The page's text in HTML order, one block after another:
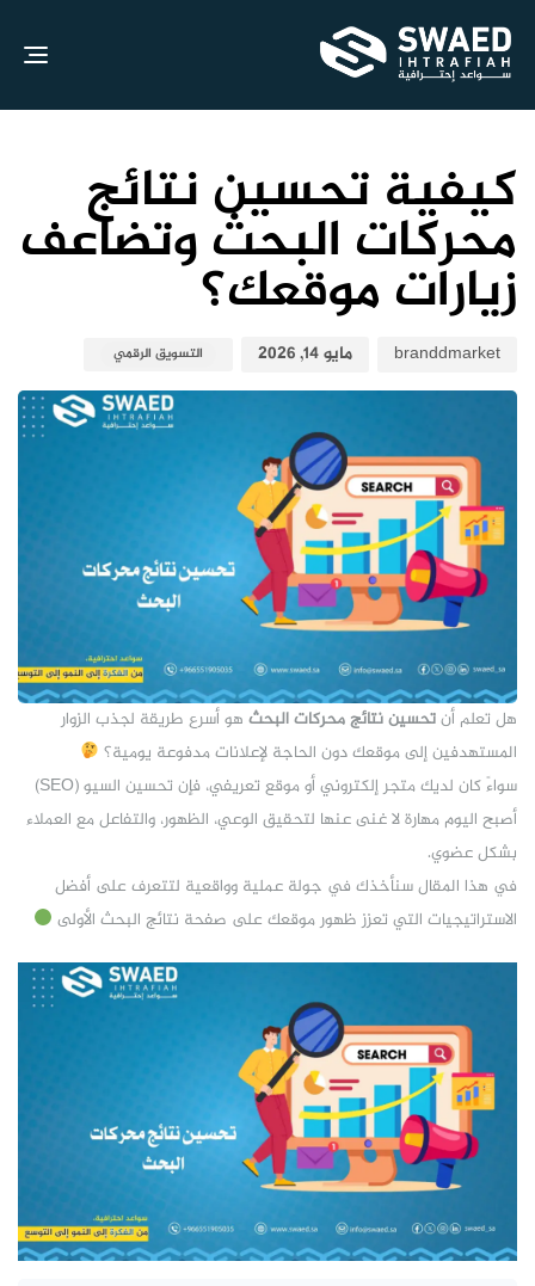
كيفية تحسين نتائج
محركات البحث وتضاعف
زيارات موقعك؟
branddmarket مايو 14, 2026 التسويق الرقمي
هل تعلم أنتحسين نتائج محركات البحث هو أسرع طريقة لجذب الزوار
المستهدفين إلى موقعك دون الحاجة لإعلانات مدفوعة يومية؟
سواءً كان لديك متجر إلكتروني أو موقع تعريفي، فإن تحسين السيو (SEO)
أصبح اليوم مهارة لا غنى عنها لتحقيق الوعي، الظهور، والتفاعل مع العملاء
بشكل عضوي.
في هذا المقال سنأخذك في جولة عملية وواقعية لتتعرف على أفضل
الاستراتيجيات التي تعزز ظهور موقعك على صفحة نتائج البحث الأولى